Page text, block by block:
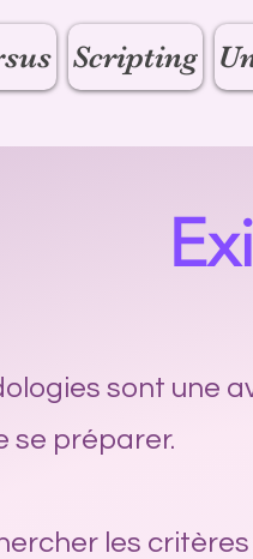
Scripting
sont une
se préparer.
les